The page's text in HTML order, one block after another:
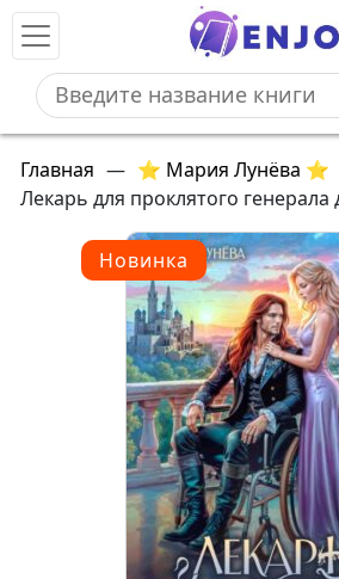
Главная — ⭐ Мария Лунёва ⭐
Лекарь для проклятого генерала
Новинка